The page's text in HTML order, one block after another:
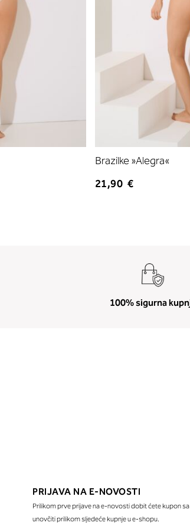
Brazilke »Alegra«
21,90 €
100% sigurna
PRIJAVA NA E-NOVOSTI
Prilikom prve prijave na e-novosti dobit ćete kupon
unovčiti prilikom sljedeće kupnje u e-shopu.